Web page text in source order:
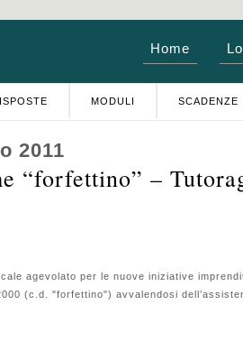
Home
MODULI SCADENZE
2011
“forfettino” –
agevolato per le nuove iniziative
(c.d. "forfettino") avvalendosi